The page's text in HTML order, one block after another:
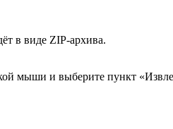
в виде ZIP-архива.
мыши и выберите пункт